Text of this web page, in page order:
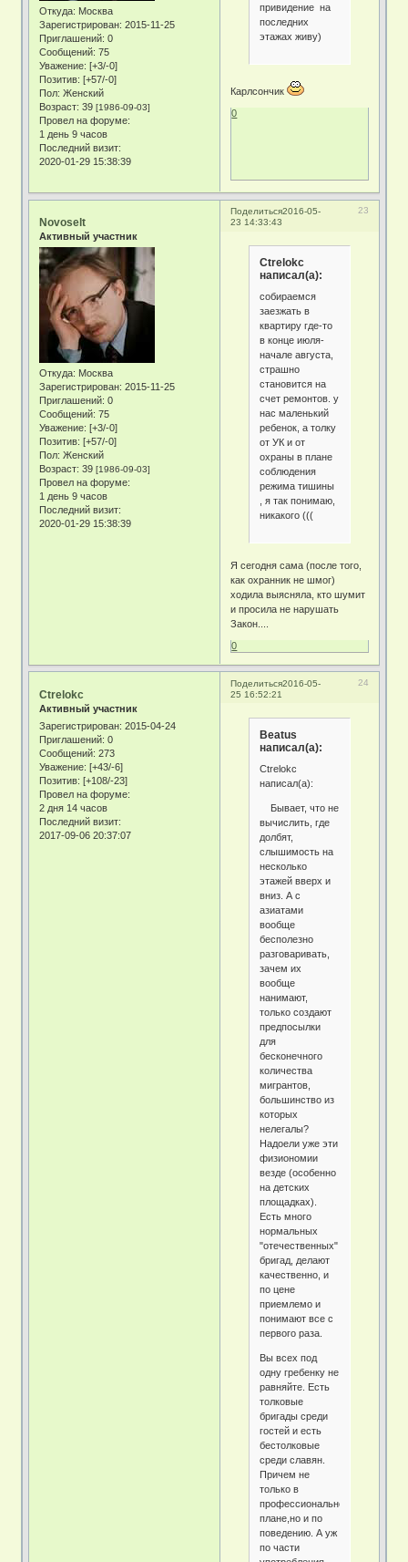
Откуда: Москва
Зарегистрирован: 2015-11-25
Приглашений: 0
Сообщений: 75
Уважение: [+3/-0]
Позитив: [+57/-0]
Пол: Женский
Возраст: 39[1986-09-03]
Провел на форуме:
1 день 9 часов
Последний визит:
2020-01-29 15:38:39
привидение на
последних
этажах живу)
Карлсончик
0
Поделиться 23
2016-05-
23 14:33:43
Novoselt
Активный участник
Откуда: Москва
Зарегистрирован: 2015-11-25
Приглашений: 0
Сообщений: 75
Уважение: [+3/-0]
Позитив: [+57/-0]
Пол: Женский
Возраст: 39[1986-09-03]
Провел на форуме:
1 день 9 часов
Последний визит:
2020-01-29 15:38:39
Ctrelokc
написал(а):
собираемся
заезжать в
квартиру где-то
в конце июля-
начале августа,
страшно
становится на
счет ремонтов. у
нас маленький
ребенок, а толку
от УК и от
охраны в плане
соблюдения
режима тишины
, я так понимаю,
никакого (((
Я сегодня сама (после того,
как охранник не шмог)
ходила выясняла, кто шумит
и просила не нарушать
Закон....
0
Поделиться 24
2016-05-
25 16:52:21
Ctrelokc
Активный участник
Зарегистрирован: 2015-04-24
Приглашений: 0
Сообщений: 273
Уважение: [+43/-6]
Позитив: [+108/-23]
Провел на форуме:
2 дня 14 часов
Последний визит:
2017-09-06 20:37:07
Beatus
написал(а):
Ctrelokc
написал(а):
Бывает, что не
вычислить, где
долбят,
слышимость на
несколько
этажей вверх и
вниз. А с
азиатами
вообще
бесполезно
разговаривать,
зачем их
вообще
нанимают,
только создают
предпосылки
для
бесконечного
количества
мигрантов,
большинство из
которых
нелегалы?
Надоели уже эти
физиономии
везде (особенно
на детских
площадках).
Есть много
нормальных
"отечественных"
бригад, делают
качественно, и
по цене
приемлемо и
понимают все с
первого раза.
Вы всех под
одну гребенку не
равняйте. Есть
толковые
бригады среди
гостей и есть
бестолковые
среди славян.
Причем не
только в
профессиональном
плане,но и по
поведению. А уж
по части